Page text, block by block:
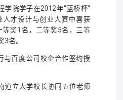
学院学子在2012年“蓝桥杯”
人才设计与创业大赛中喜获
等奖1名，二等奖5名，三等
名。
与百度公司校企合作签约授
道立大学校长协同五位老师